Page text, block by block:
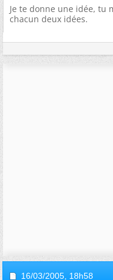
Je te donne une idée, tu
chacun deux idées.
16/03/2005, 18h58